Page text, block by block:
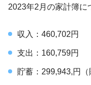
2023年2月の家計簿に
収入：460,702円
支出：160,759円
貯蓄：299,943,円（